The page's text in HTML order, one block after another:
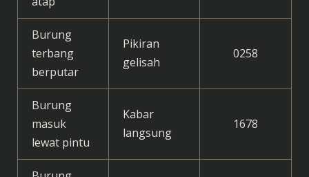
Burung
terbang
berputar
Pikiran
gelisah
0258
Burung
masuk
lewat pintu
Kabar
langsung
1678